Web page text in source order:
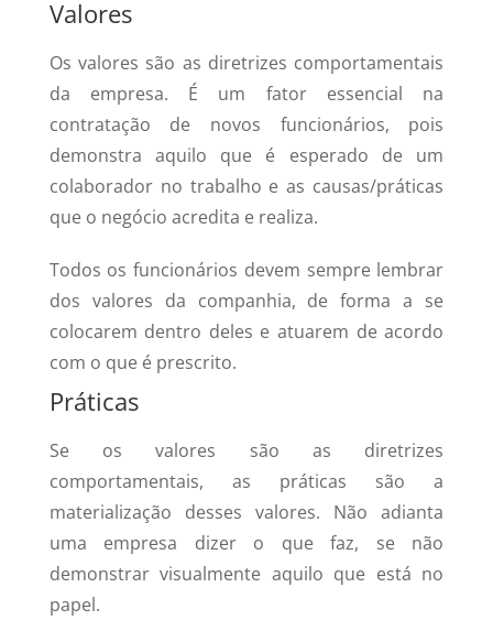
Valores
Os valores são as diretrizes comportamentais
da empresa. É um fator essencial na
contratação de novos funcionários, pois
demonstra aquilo que é esperado de um
colaborador no trabalho e as causas/práticas
que o negócio acredita e realiza.
Todos os funcionários devem sempre lembrar
dos valores da companhia, de forma a se
colocarem dentro deles e atuarem de acordo
com o que é prescrito.
Práticas
Se os valores são as diretrizes
comportamentais, as práticas são a
materialização desses valores. Não adianta
uma empresa dizer o que faz, se não
demonstrar visualmente aquilo que está no
papel.